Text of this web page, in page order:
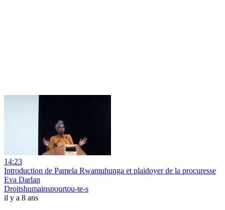
14:23
Introduction de Pamela Rwamuhunga et plaidoyer de la procuresse
Eva Darlan
Droitshumainspourtou-te-s
il y a 8 ans